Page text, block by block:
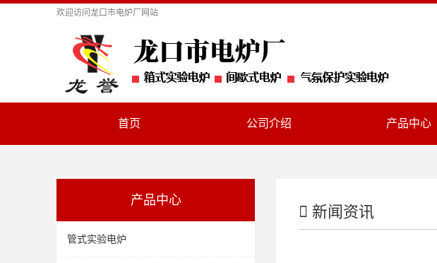
欢迎访问 龙口市电炉厂 网站
首页 公司介绍 产品中心
产品中心
管式实验电炉
新闻资讯